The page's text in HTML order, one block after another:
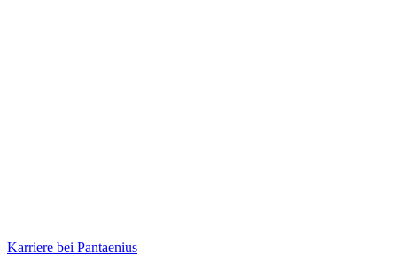
Karriere bei Pantaenius